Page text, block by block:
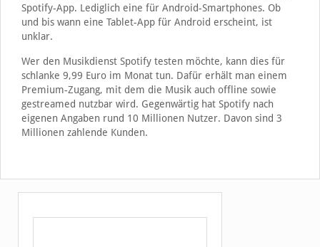
Spotify-App. Lediglich eine für Android-Smartphones. Ob
und bis wann eine Tablet-App für Android erscheint, ist
unklar.
Wer den Musikdienst Spotify testen möchte, kann dies für
schlanke 9,99 Euro im Monat tun. Dafür erhält man einem
Premium-Zugang, mit dem die Musik auch offline sowie
gestreamed nutzbar wird. Gegenwärtig hat Spotify nach
eigenen Angaben rund 10 Millionen Nutzer. Davon sind 3
Millionen zahlende Kunden.